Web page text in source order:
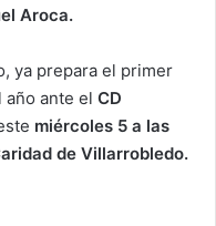
Aroca.
ya prepara el primer
año ante el CD
miércoles 5 a las
de Villarrobledo.